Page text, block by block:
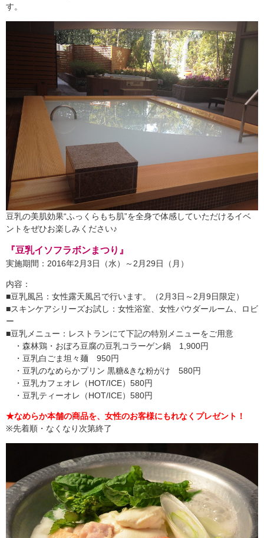
す。
豆乳の美肌効果“ふっくらもち肌”を全身で体感していただけるイベ
ントをぜひお楽しみください♪
『豆乳イソフラボンまつり』
実施期間：2016年2月3日（水）～2月29日（月）
内容：
■豆乳風呂：女性露天風呂で行います。（2月3日～2月9日限定）
■スキンケアシリーズお試し：女性浴室、女性パウダールーム、ロビ
ー
■豆乳メニュー：レストランにて下記の特別メニューをご用意
・森林鶏・おぼろ豆腐の豆乳コラーゲン鍋 1,900円
・豆乳白ごま坦々麺 950円
・豆乳のなめらかプリン 黒糖&きな粉がけ 580円
・豆乳カフェオレ（HOT/ICE）580円
・豆乳ティーオレ（HOT/ICE）580円
★なめらか本舗の商品を、女性のお客様にもれなくプレゼント！
※先着順・なくなり次第終了